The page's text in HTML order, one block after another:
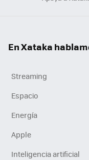
En Xataka
Streaming
Espacio
Energía
Apple
Inteligencia artificial